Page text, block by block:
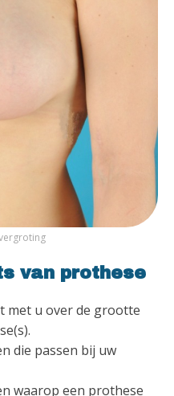
van prothese
met u over de grootte
die passen bij uw
waarop een prothese